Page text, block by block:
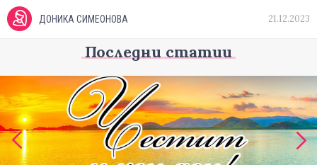
ДОНИКА СИМЕОНОВА 21.12.2023
Последни статии